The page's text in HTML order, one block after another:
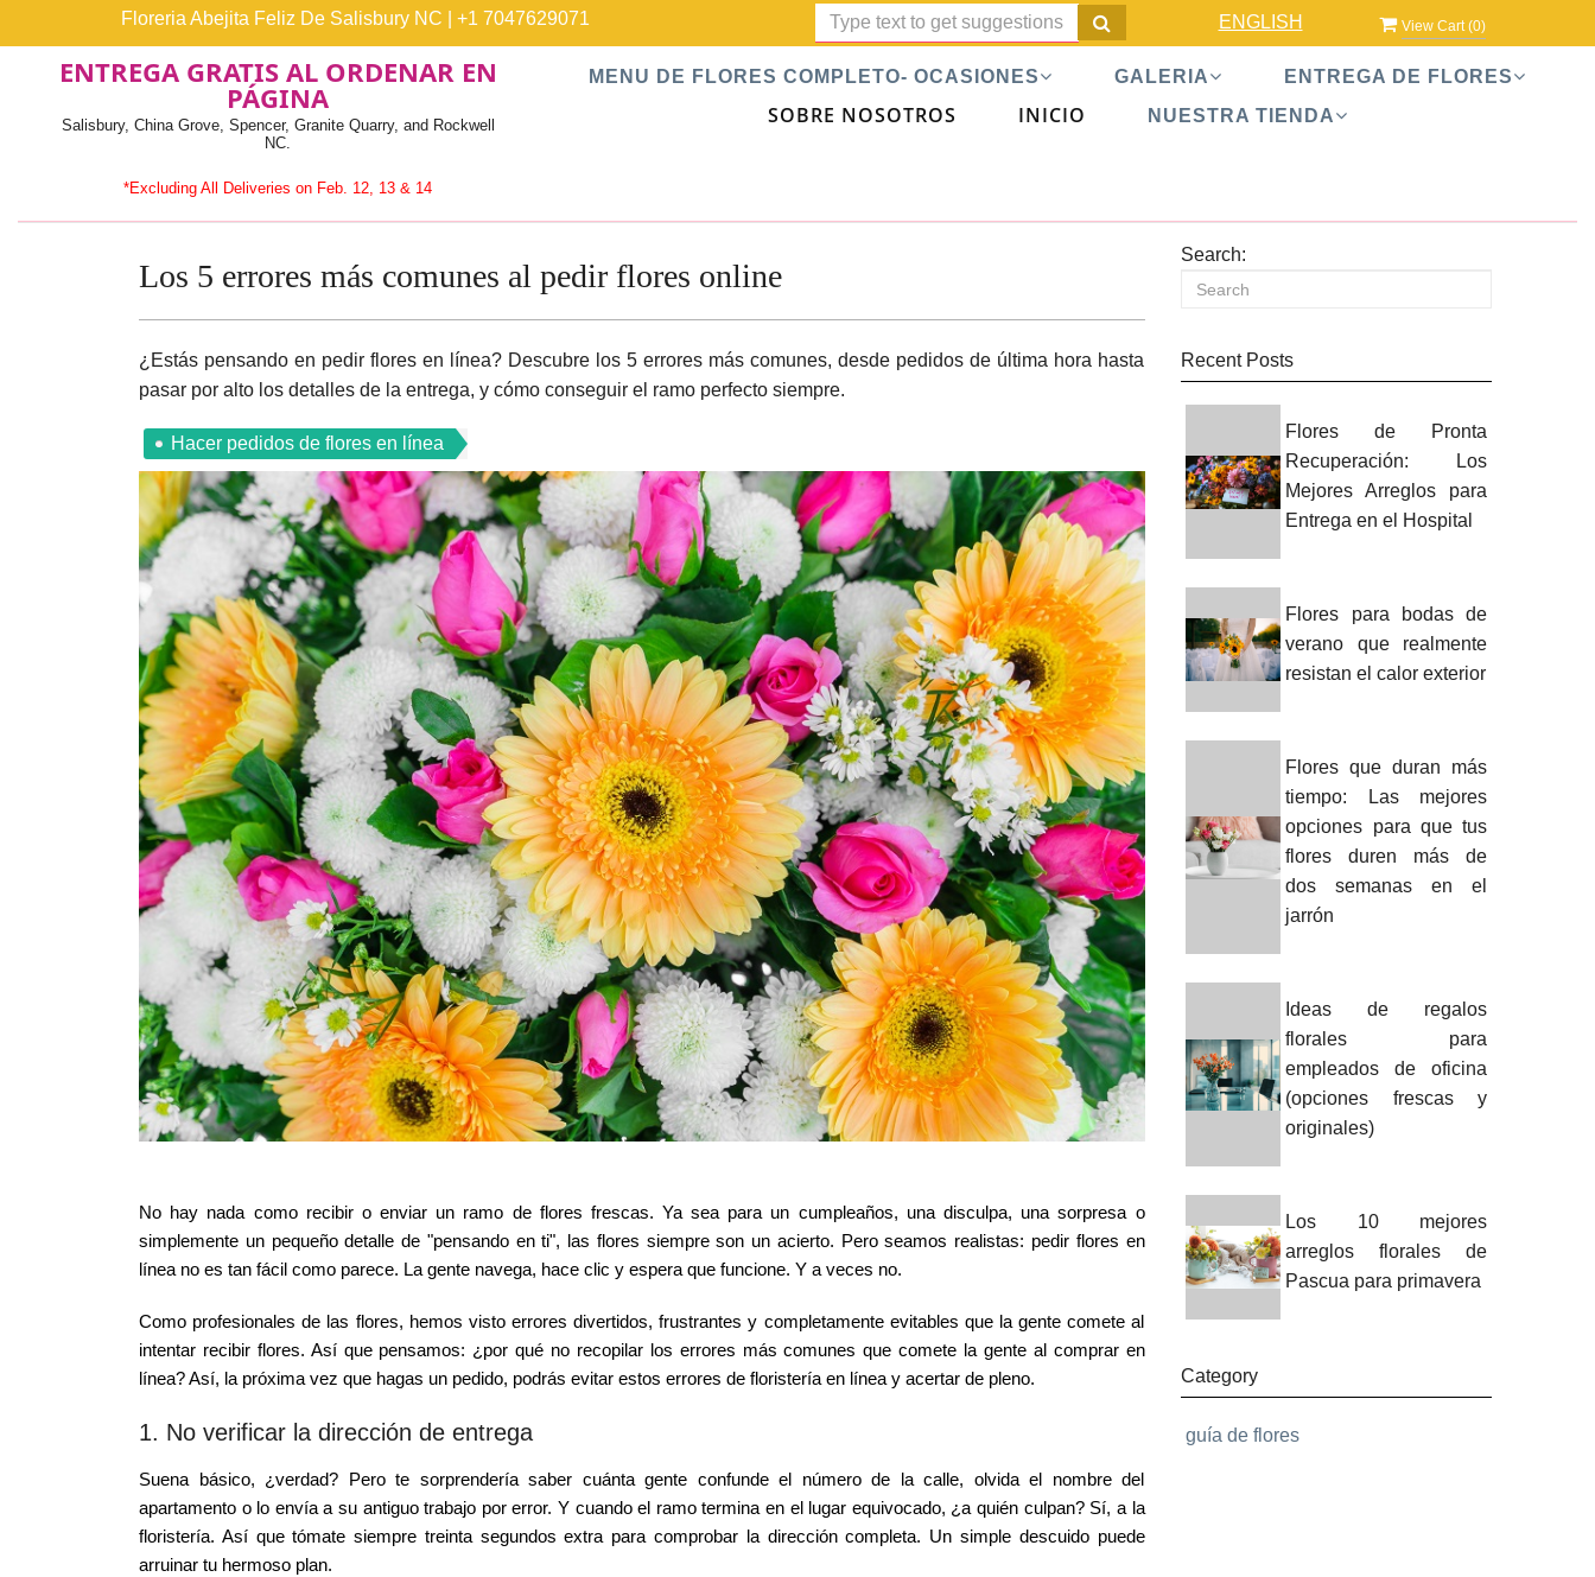
Floreria Abejita Feliz De Salisbury NC +1 7047629071 ENGLISH View Cart (0)
ENTREGA GRATIS AL ORDENAR EN
PÁGINA
Salisbury, China Grove, Spencer, Granite Quarry, and Rockwell
NC.
*Excluding All Deliveries on Feb. 12, 13 & 14
MENU DE FLORES COMPLETO- OCASIONES GALERIA ENTREGA DE FLORES
SOBRE NOSOTROS INICIO NUESTRA TIENDA
Los 5 errores más comunes al pedir flores online
¿Estás pensando en pedir flores en línea? Descubre los 5 errores más comunes, desde pedidos de última hora hasta
pasar por alto los detalles de la entrega, y cómo conseguir el ramo perfecto siempre.
Hacer pedidos de flores en línea
No hay nada como recibir o enviar un ramo de flores frescas. Ya sea para un cumpleaños, una disculpa, una sorpresa o
simplemente un pequeño detalle de "pensando en ti", las flores siempre son un acierto. Pero seamos realistas: pedir flores en
línea no es tan fácil como parece. La gente navega, hace clic y espera que funcione. Y a veces no.
Como profesionales de las flores, hemos visto errores divertidos, frustrantes y completamente evitables que la gente comete al
intentar recibir flores. Así que pensamos: ¿por qué no recopilar los errores más comunes que comete la gente al comprar en
línea? Así, la próxima vez que hagas un pedido, podrás evitar estos errores de floristería en línea y acertar de pleno.
1. No verificar la dirección de entrega
Suena básico, ¿verdad? Pero te sorprendería saber cuánta gente confunde el número de la calle, olvida el nombre del
apartamento o lo envía a su antiguo trabajo por error. Y cuando el ramo termina en el lugar equivocado, ¿a quién culpan? Sí, a la
floristería. Así que tómate siempre treinta segundos extra para comprobar la dirección completa. Un simple descuido puede
arruinar tu hermoso plan.
Search:
Recent Posts
Flores de Pronta
Recuperación: Los
Mejores Arreglos para
Entrega en el Hospital
Flores para bodas de
verano que realmente
resistan el calor exterior
Flores que duran más
tiempo: Las mejores
opciones para que tus
flores duren más de
dos semanas en el
jarrón
Ideas de regalos
florales para
empleados de oficina
(opciones frescas y
originales)
Los 10 mejores
arreglos florales de
Pascua para primavera
Category
guía de flores